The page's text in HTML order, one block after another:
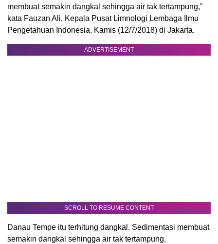
membuat semakin dangkal sehingga air tak tertampung,”
kata Fauzan Ali, Kepala Pusat Limnologi Lembaga Ilmu
Pengetahuan Indonesia, Kamis (12/7/2018) di Jakarta.
ADVERTISEMENT
SCROLL TO RESUME CONTENT
Danau Tempe itu terhitung dangkal. Sedimentasi membuat
semakin dangkal sehingga air tak tertampung.